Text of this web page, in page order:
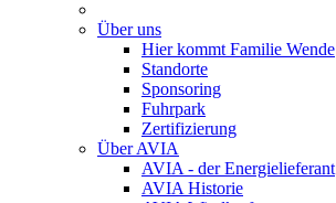
Über uns
Hier kommt Familie Wende
Standorte
Sponsoring
Fuhrpark
Zertifizierung
Über AVIA
AVIA - der Energielieferant
AVIA Historie